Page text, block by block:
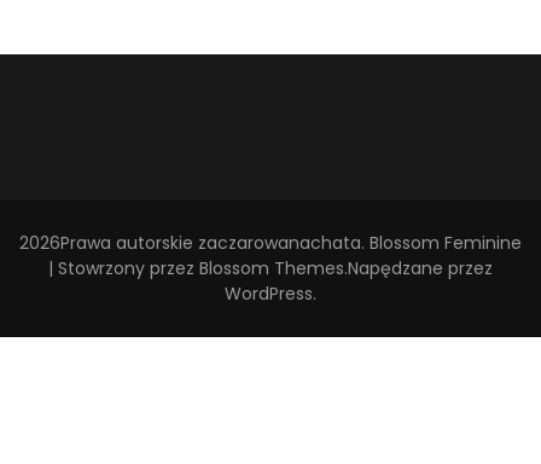
2026Prawa autorskie zaczarowanachata. Blossom Feminine
| Stowrzony przez Blossom Themes.Napędzane przez
WordPress.